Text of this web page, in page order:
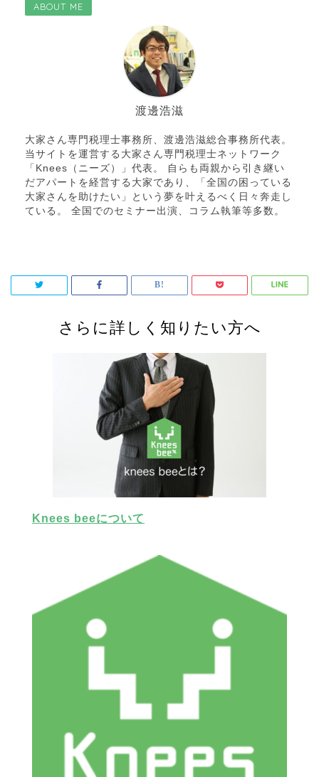
ABOUT ME
渡邊浩滋
大家さん専門税理士事務所、渡邊浩滋総合事務所代表。
当サイトを運営する大家さん専門税理士ネットワーク
「Knees（ニーズ）」代表。 自らも両親から引き継い
だアパートを経営する大家であり、「全国の困っている
大家さんを助けたい」という夢を叶えるべく日々奔走し
ている。 全国でのセミナー出演、コラム執筆等多数。
さらに詳しく知りたい方へ
Knees beeについて